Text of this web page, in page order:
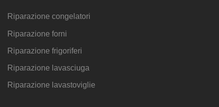
Riparazione congelatori
Riparazione forni
Riparazione frigoriferi
Riparazione lavasciuga
Riparazione lavastoviglie